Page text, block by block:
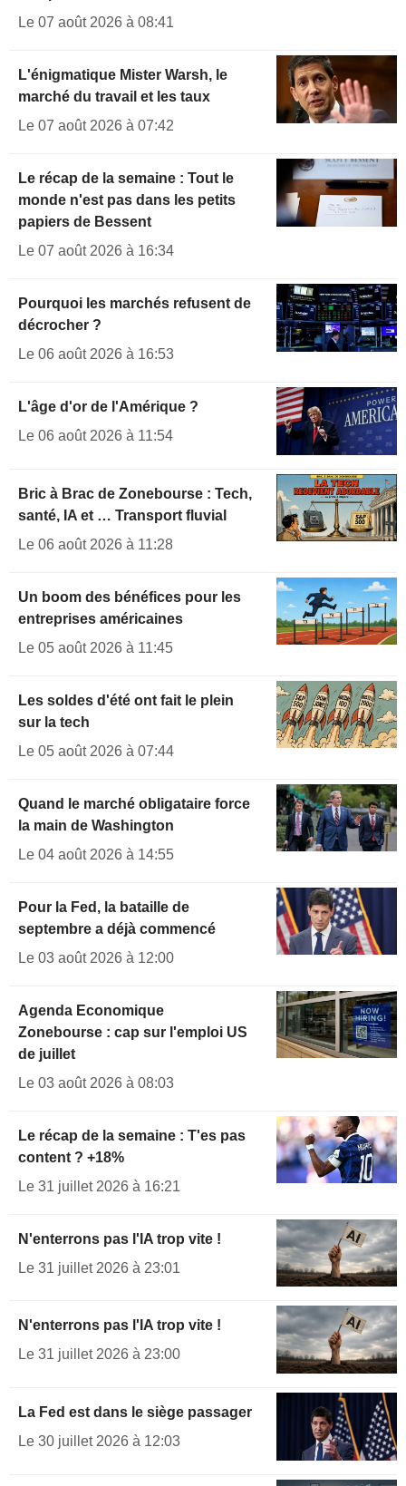
Le 07 août 2026 à 08:41
L'énigmatique Mister Warsh, le
marché du travail et les taux
Le 07 août 2026 à 07:42
Le récap de la semaine : Tout le
monde n'est pas dans les petits
papiers de Bessent
Le 07 août 2026 à 16:34
Pourquoi les marchés refusent de
décrocher ?
Le 06 août 2026 à 16:53
L'âge d'or de l'Amérique ?
Le 06 août 2026 à 11:54
Bric à Brac de Zonebourse : Tech,
santé, IA et … Transport fluvial
Le 06 août 2026 à 11:28
Un boom des bénéfices pour les
entreprises américaines
Le 05 août 2026 à 11:45
Les soldes d'été ont fait le plein
sur la tech
Le 05 août 2026 à 07:44
Quand le marché obligataire force
la main de Washington
Le 04 août 2026 à 14:55
Pour la Fed, la bataille de
septembre a déjà commencé
Le 03 août 2026 à 12:00
Agenda Economique
Zonebourse : cap sur l'emploi US
de juillet
Le 03 août 2026 à 08:03
Le récap de la semaine : T'es pas
content ? +18%
Le 31 juillet 2026 à 16:21
N'enterrons pas l'IA trop vite !
Le 31 juillet 2026 à 23:01
N'enterrons pas l'IA trop vite !
Le 31 juillet 2026 à 23:00
La Fed est dans le siège passager
Le 30 juillet 2026 à 12:03